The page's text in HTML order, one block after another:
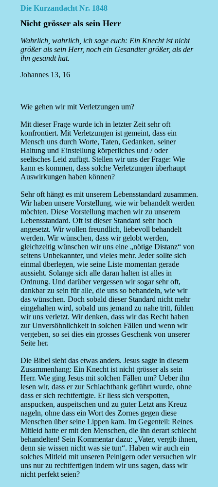
Die Kurzandacht Nr. 1848
Nicht grösser als sein Herr
Wahrlich, wahrlich, ich sage euch: Ein Knecht ist nicht
größer als sein Herr, noch ein Gesandter größer, als der
ihn gesandt hat.
Johannes 13, 16
Wie gehen wir mit Verletzungen um?
Mit dieser Frage wurde ich in letzter Zeit sehr oft
konfrontiert. Mit Verletzungen ist gemeint, dass ein
Mensch uns durch Worte, Taten, Gedanken, seiner
Haltung und Einstellung körperliches und / oder
seelisches Leid zufügt. Stellen wir uns der Frage: Wie
kann es kommen, dass solche Verletzungen überhaupt
Auswirkungen haben können?
Sehr oft hängt es mit unserem Lebensstandard zusammen.
Wir haben unsere Vorstellung, wie wir behandelt werden
möchten. Diese Vorstellung machen wir zu unserem
Lebensstandard. Oft ist dieser Standard sehr hoch
angesetzt. Wir wollen freundlich, liebevoll behandelt
werden. Wir wünschen, dass wir gelobt werden,
gleichzeitig wünschen wir uns eine „nötige Distanz“ von
seitens Unbekannter, und vieles mehr. Jeder sollte sich
einmal überlegen, wie seine Liste momentan gerade
aussieht. Solange sich alle daran halten ist alles in
Ordnung. Und darüber vergessen wir sogar sehr oft,
dankbar zu sein für alle, die uns so behandeln, wie wir
das wünschen. Doch sobald dieser Standard nicht mehr
eingehalten wird, sobald uns jemand zu nahe tritt, fühlen
wir uns verletzt. Wir denken, dass wir das Recht haben
zur Unversöhnlichkeit in solchen Fällen und wenn wir
vergeben, so sei dies ein grosses Geschenk von unserer
Seite her.
Die Bibel sieht das etwas anders. Jesus sagte in diesem
Zusammenhang: Ein Knecht ist nicht grösser als sein
Herr. Wie ging Jesus mit solchen Fällen um? Ueber ihn
lesen wir, dass er zur Schlachtbank geführt wurde, ohne
dass er sich rechtfertigte. Er liess sich verspotten,
anspucken, auspeitschen und zu guter Letzt ans Kreuz
nageln, ohne dass ein Wort des Zornes gegen diese
Menschen über seine Lippen kam. Im Gegenteil: Reines
Mitleid hatte er mit den Menschen, die ihn derart schlecht
behandelten! Sein Kommentar dazu: „Vater, vergib ihnen,
denn sie wissen nicht was sie tun“. Haben wir auch ein
solches Mitleid mit unseren Peinigern oder versuchen wir
uns nur zu rechtfertigen indem wir uns sagen, dass wir
nicht perfekt seien?